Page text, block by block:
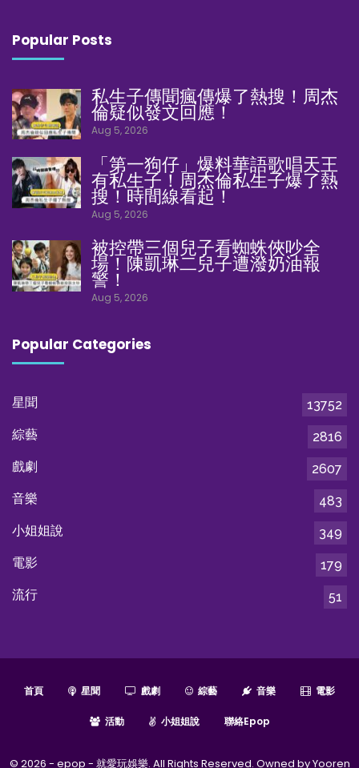
Popular Posts
私生子傳聞瘋傳爆了熱搜！周杰
倫疑似發文回應！
Aug 5, 2026
「第一狗仔」爆料華語歌唱天王
有私生子！周杰倫私生子爆了熱
搜！時間線看起！
Aug 5, 2026
被控帶三個兒子看蜘蛛俠吵全
場！陳凱琳二兒子遭潑奶油報
警！
Aug 5, 2026
Popular Categories
星聞
13752
綜藝
2816
戲劇
2607
音樂
483
小姐姐說
349
電影
179
流行
51
首頁 星聞 戲劇 綜藝 音樂 電影
活動 小姐姐說 聯絡epop
© 2026 - epop - 就愛玩娛樂. All Rights Reserved. Owned by Yooren